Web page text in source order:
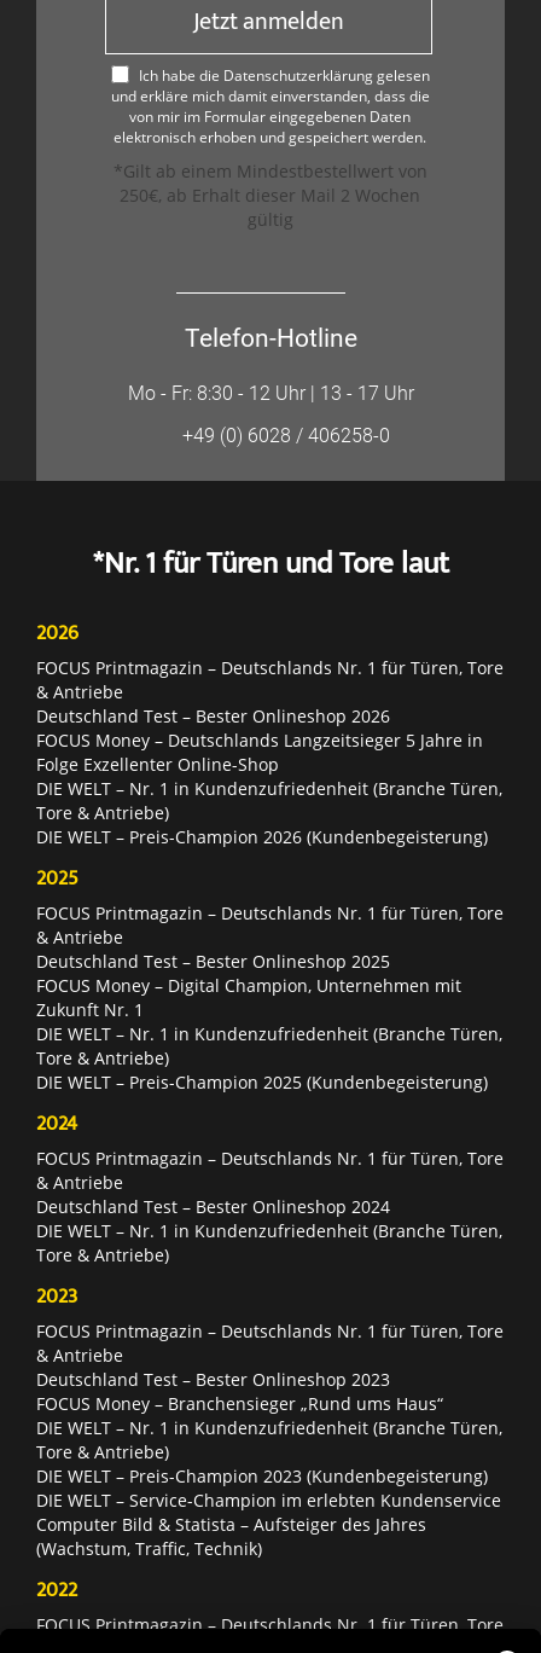
Jetzt anmelden
Ich habe die Datenschutzerklärung gelesen
und erkläre mich damit einverstanden, dass die
von mir im Formular eingegebenen Daten
elektronisch erhoben und gespeichert werden.
*Gilt ab einem Mindestbestellwert von
250€, ab Erhalt dieser Mail 2 Wochen
gültig
Telefon-Hotline
Mo - Fr: 8:30 - 12 Uhr | 13 - 17 Uhr
+49 (0) 6028 / 406258-0
*Nr. 1 für Türen und Tore laut
2026
FOCUS Printmagazin – Deutschlands Nr. 1 für Türen, Tore
& Antriebe
Deutschland Test – Bester Onlineshop 2026
FOCUS Money – Deutschlands Langzeitsieger 5 Jahre in
Folge Exzellenter Online-Shop
DIE WELT – Nr. 1 in Kundenzufriedenheit (Branche Türen,
Tore & Antriebe)
DIE WELT – Preis-Champion 2026 (Kundenbegeisterung)
2025
FOCUS Printmagazin – Deutschlands Nr. 1 für Türen, Tore
& Antriebe
Deutschland Test – Bester Onlineshop 2025
FOCUS Money – Digital Champion, Unternehmen mit
Zukunft Nr. 1
DIE WELT – Nr. 1 in Kundenzufriedenheit (Branche Türen,
Tore & Antriebe)
DIE WELT – Preis-Champion 2025 (Kundenbegeisterung)
2024
FOCUS Printmagazin – Deutschlands Nr. 1 für Türen, Tore
& Antriebe
Deutschland Test – Bester Onlineshop 2024
DIE WELT – Nr. 1 in Kundenzufriedenheit (Branche Türen,
Tore & Antriebe)
2023
FOCUS Printmagazin – Deutschlands Nr. 1 für Türen, Tore
& Antriebe
Deutschland Test – Bester Onlineshop 2023
FOCUS Money – Branchensieger „Rund ums Haus“
DIE WELT – Nr. 1 in Kundenzufriedenheit (Branche Türen,
Tore & Antriebe)
DIE WELT – Preis-Champion 2023 (Kundenbegeisterung)
DIE WELT – Service-Champion im erlebten Kundenservice
Computer Bild & Statista – Aufsteiger des Jahres
(Wachstum, Traffic, Technik)
2022
FOCUS Printmagazin – Deutschlands Nr. 1 für Türen, Tore